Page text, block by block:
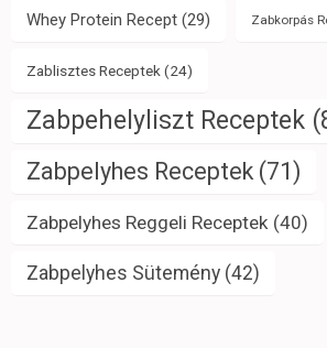
Whey Protein Recept (29) Zabkorpás
Zablisztes Receptek(24)
Zabpehelyliszt Receptek
Zabpelyhes Receptek (71)
Zabpelyhes Reggeli Receptek (40)
Zabpelyhes Sütemény (42)